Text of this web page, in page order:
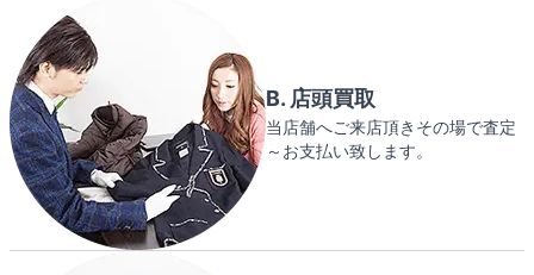
B. 店頭買取
当店舗へご来店頂きその場で査定
～お支払い致します。